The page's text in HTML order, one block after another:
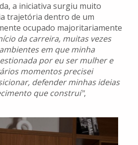
a iniciativa surgiu muito
trajetória dentro de um
ocupado majoritariamente
da carreira, muitas vezes
em que minha
por eu ser mulher e
momentos precisei
defender minhas ideias
que construí",